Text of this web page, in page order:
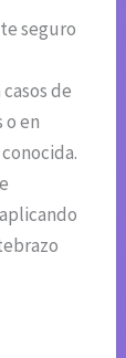
seguro
de
en